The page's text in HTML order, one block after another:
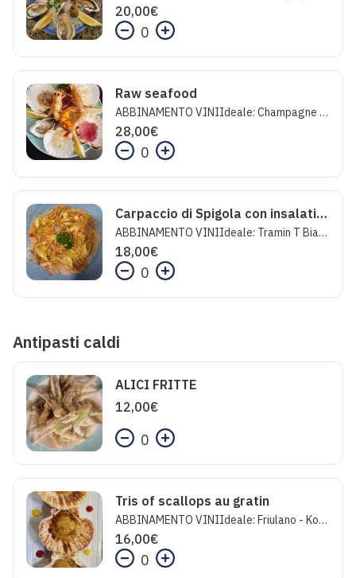
20,00€
0
Raw seafood
ABBINAMENTO VINIIdeale: Champagne Extra Brut Epicurienne - Erard SalmonInaspettato: Ferrari PerlèFolle: Fiorduva- Marisa CuomoIl pesce crudo somministrato in questo locale è stato sottoposto a trattamento di bonifica preventiva così come prescritto dal Reg.Cee 1276/2011.
28,00€
0
Carpaccio di Spigola con insalatina di cruditè di carciofi
ABBINAMENTO VINIIdeale: Tramin T Bianco - Cantina Kellerei TraminInaspettato: Franciacorta Bellavista BrutFolle: Ravello - Marisa CuomoIl pesce crudo somministrato in questo locale è stato sottoposto a trattamento di bonifica preventiva così come prescritto dal Reg.Cee 1276/2011.
18,00€
0
Antipasti caldi
ALICI FRITTE
12,00€
0
Tris of scallops au gratin
ABBINAMENTO VINIIdeale: Friulano - KomjanckInaspettato: Prosecco Valdobbiadene AstoriaFolle: Champagne Brut Le Rose - Erard Salmon
16,00€
0